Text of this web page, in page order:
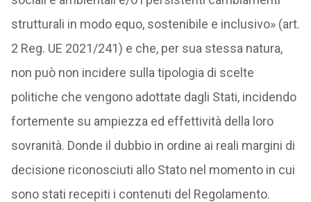
strutturali in modo equo, sostenibile e inclusivo» (art.
2 Reg. UE 2021/241) e che, per sua stessa natura,
non può non incidere sulla tipologia di scelte
politiche che vengono adottate dagli Stati, incidendo
fortemente su ampiezza ed effettività della loro
sovranità. Donde il dubbio in ordine ai reali margini di
decisione riconosciuti allo Stato nel momento in cui
sono stati recepiti i contenuti del Regolamento.